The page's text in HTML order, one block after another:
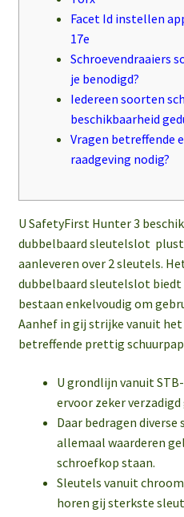
Facet Id instellen
17e
Schroevendraaiers
je benodigd?
Iedereen soorten
beschikbaarheid
Vragen betreffende
raadgeving nodig?
U SafetyFirst Hunter 3
dubbelbaard sleutelslot
aanleveren over 2 sleutels.
dubbelbaard sleutelslot biedt
bestaan enkelvoudig om
Aanhef in gij strijke vanuit
betreffende prettig
U grondlijn vanuit
ervoor zeker verzadigd
Daar bedragen diverse
allemaal waarderen
schroefkop staan.
Sleutels vanuit
horen gij sterkste